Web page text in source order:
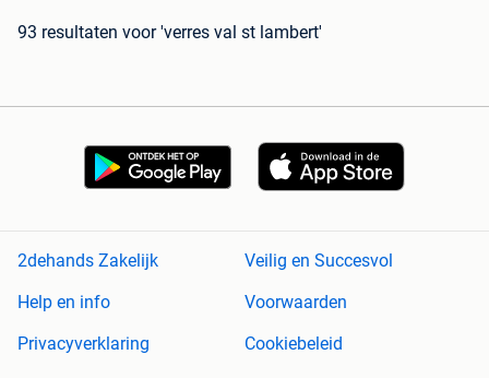
93 resultaten voor 'verres val st lambert'
2dehands Zakelijk
Veilig en Succesvol
Help en info
Voorwaarden
Privacyverklaring
Cookiebeleid